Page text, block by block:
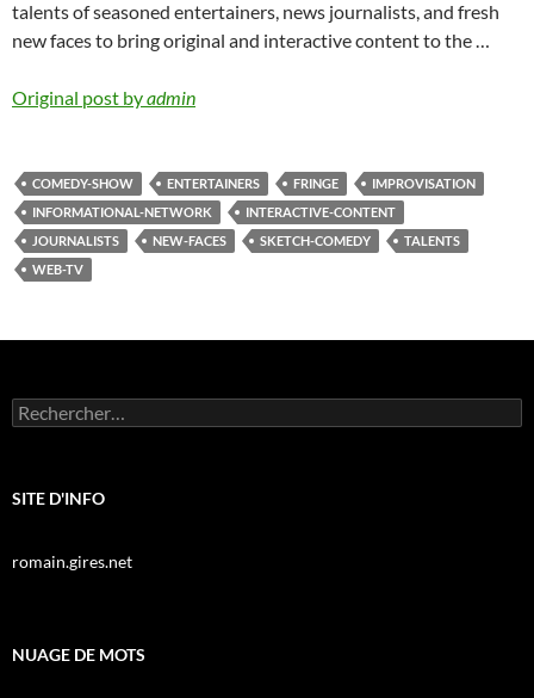
talents of seasoned entertainers, news journalists, and fresh
new faces to bring original and interactive content to the …
Original post byadmin
COMEDY-SHOW ENTERTAINERS FRINGE
IMPROVISATION
INFORMATIONAL-NETWORK
INTERACTIVE-CONTENT
JOURNALISTS
NEW-FACES SKETCH-COMEDY
TALENTS
WEB-TV
Rechercher :
SITE D'INFO
romain.gires.net
NUAGE DE MOTS